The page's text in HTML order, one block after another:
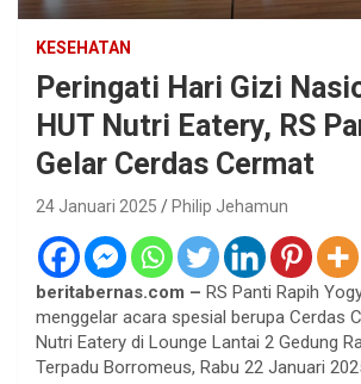
KESEHATAN
Peringati Hari Gizi
HUT Nutri Eatery, RS
Gelar Cerdas Cermat
24 Januari 2025 Philip Jehamun
beritabernas.com – RS Panti Rapih
menggelar acara spesial berupa Cerdas
Nutri Eatery di Lounge Lantai 2 Gedung
Terpadu Borromeus, Rabu 22 Januari